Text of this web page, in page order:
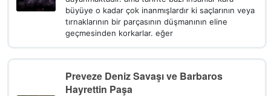
büyüye o kadar çok inanmışlardır ki saçlarının veya
tırnaklarının bir parçasının düşmanının eline
geçmesinden korkarlar. eğer
Preveze Deniz Savaşı ve Barbaros
Hayrettin Paşa